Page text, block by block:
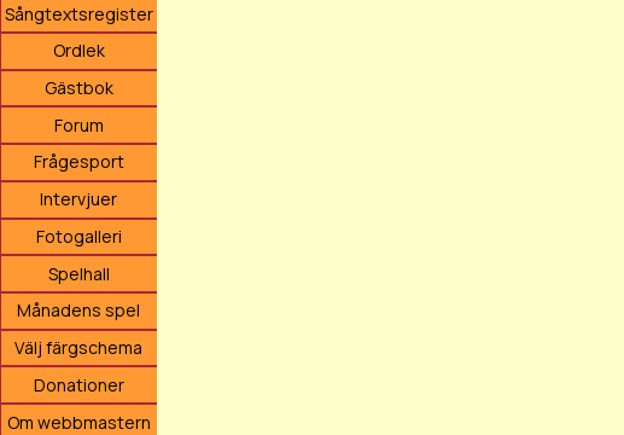
Sångtextsregister
Ordlek
Gästbok
Forum
Frågesport
Intervjuer
Fotogalleri
Spelhall
Månadens spel
Välj färgschema
Donationer
Om webbmastern